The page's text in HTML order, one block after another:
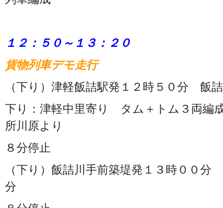
１２：５０～１３：２０
貨物列車デモ走行
（下り）津軽飯詰駅発１２時５０分 飯
下り：津軽中里寄り タム＋トム３両編
所川原より
８分停止
（下り）飯詰川手前築堤発１３時００
分